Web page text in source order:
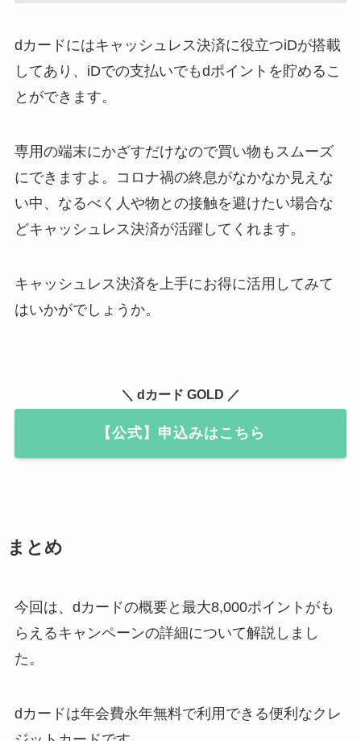
dカードにはキャッシュレス決済に役立つiDが搭載
してあり、iDでの支払いでもdポイントを貯めるこ
とができます。
専用の端末にかざすだけなので買い物もスムーズ
にできますよ。コロナ禍の終息がなかなか見えな
い中、なるべく人や物との接触を避けたい場合な
どキャッシュレス決済が活躍してくれます。
キャッシュレス決済を上手にお得に活用してみて
はいかがでしょうか。
＼ dカード GOLD ／
【公式】申込みはこちら
まとめ
今回は、dカードの概要と最大8,000ポイントがも
らえるキャンペーンの詳細について解説しまし
た。
dカードは年会費永年無料で利用できる便利なクレ